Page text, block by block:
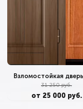
Взломостойкая
31 250 руб.
от 25 000 руб.